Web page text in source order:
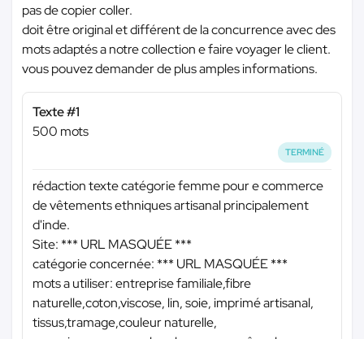
pas de copier coller.
doit être original et différent de la concurrence avec des
mots adaptés a notre collection e faire voyager le client.
vous pouvez demander de plus amples informations.
Texte #1
500 mots
TERMINÉ
rédaction texte catégorie femme pour e commerce
de vêtements ethniques artisanal principalement
d'inde.
Site: *** URL MASQUÉE ***
catégorie concernée: *** URL MASQUÉE ***
mots a utiliser: entreprise familiale,fibre
naturelle,coton,viscose, lin, soie, imprimé artisanal,
tissus,tramage,couleur naturelle,